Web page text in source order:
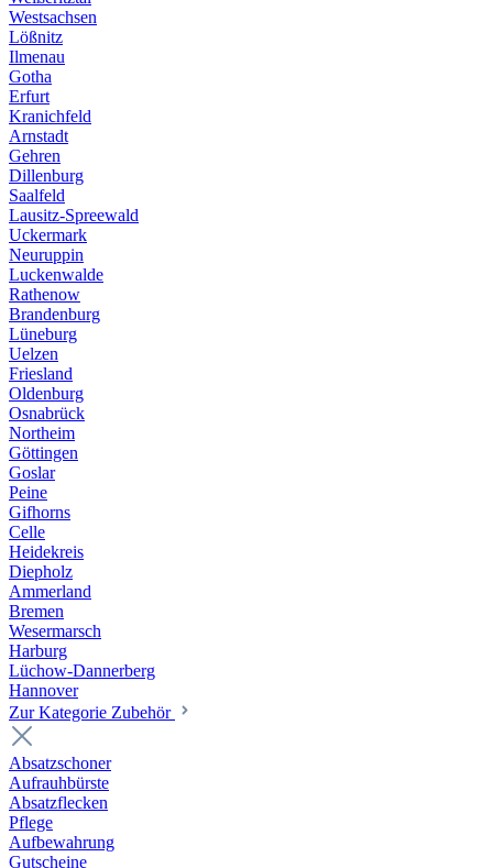
Westsachsen
Lößnitz
Ilmenau
Gotha
Erfurt
Kranichfeld
Arnstadt
Gehren
Dillenburg
Saalfeld
Lausitz-Spreewald
Uckermark
Neuruppin
Luckenwalde
Rathenow
Brandenburg
Lüneburg
Uelzen
Friesland
Oldenburg
Osnabrück
Northeim
Göttingen
Goslar
Peine
Gifhorns
Celle
Heidekreis
Diepholz
Ammerland
Bremen
Wesermarsch
Harburg
Lüchow-Dannerberg
Hannover
Zur Kategorie Zubehör
Absatzschoner
Aufrauhbürste
Absatzflecken
Pflege
Aufbewahrung
Gutscheine